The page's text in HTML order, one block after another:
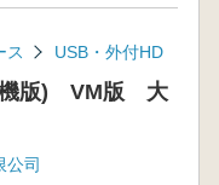
ス USB・外付HD
機版) VM版 大
公司